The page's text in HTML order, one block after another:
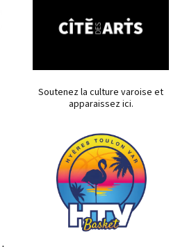
Soutenez la culture varoise et
apparaissez ici.